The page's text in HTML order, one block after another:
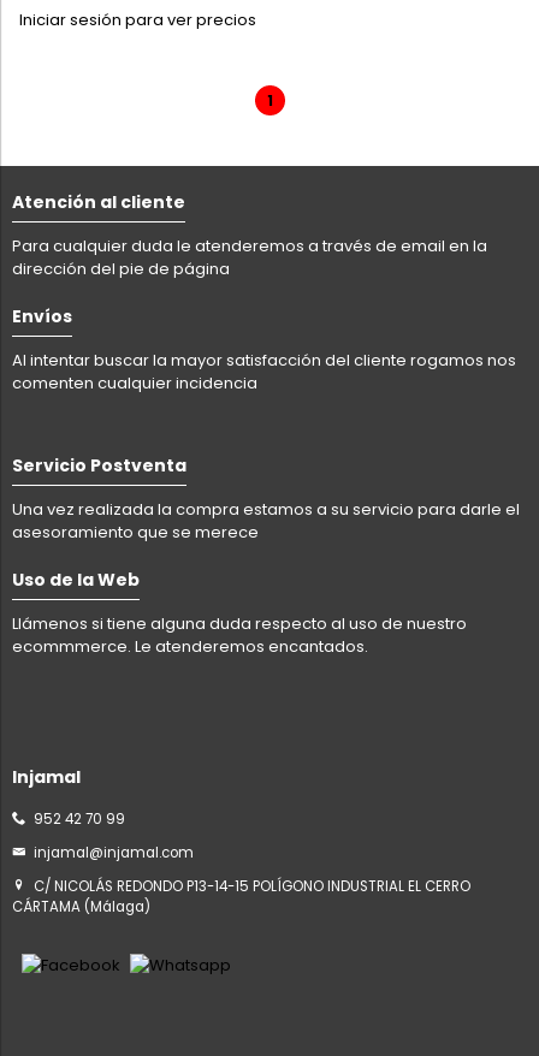
Iniciar sesión para ver precios
1
Atención al cliente
Para cualquier duda le atenderemos a través de email en la
dirección del pie de página
Envíos
Al intentar buscar la mayor satisfacción del cliente rogamos nos
comenten cualquier incidencia
Servicio Postventa
Una vez realizada la compra estamos a su servicio para darle el
asesoramiento que se merece
Uso de la Web
Llámenos si tiene alguna duda respecto al uso de nuestro
ecommmerce. Le atenderemos encantados.
Injamal
952 42 70 99
injamal@injamal.com
C/ NICOLÁS REDONDO P13-14-15 POLÍGONO INDUSTRIAL EL CERRO
CÁRTAMA (Málaga)